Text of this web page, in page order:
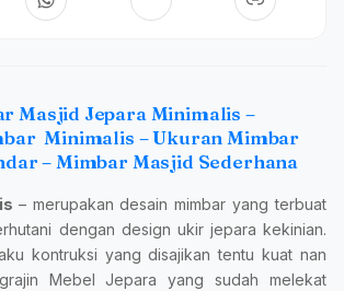
Masjid Jepara Minimalis –
Minimalis – Ukuran Mimbar
– Mimbar Masjid Sederhana
– merupakan desain mimbar yang terbuat
dengan design ukir jepara kekinian.
kontruksi yang disajikan tentu kuat nan
Mebel Jepara yang sudah melekat